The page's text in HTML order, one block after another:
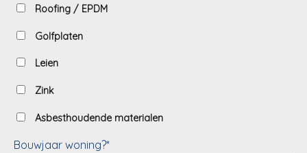
Roofing / EPDM
Golfplaten
Leien
Zink
Asbesthoudende materialen
Bouwjaar woning?*